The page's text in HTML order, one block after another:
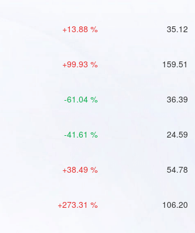
+13.88 % 35.12
+99.93 % 159.51
-61.04 % 36.39
-41.61 % 24.59
+38.49 % 54.78
+273.31 % 106.20